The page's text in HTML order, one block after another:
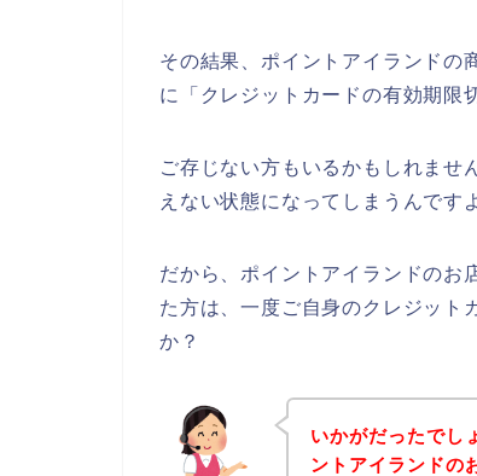
その結果、ポイントアイランドの
に「クレジットカードの有効期限
ご存じない方もいるかもしれませ
えない状態になってしまうんです
だから、ポイントアイランドのお
た方は、一度ご自身のクレジット
か？
いかがだったでし
ントアイランドの